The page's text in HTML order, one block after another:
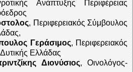
Ανάπτυξης Περιφέρειας
, Περιφερειακός Σύμβουλος
Γεράσιμος, Περιφερειακός
Ελλάδας
Διονύσιος, Οινολόγος-